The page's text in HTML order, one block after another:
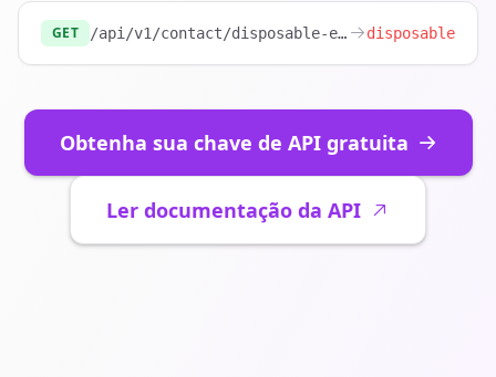
GET /api/v1/contact/disposable-email?email= disposable
Obtenha sua chave de API gratuita
Ler documentação da API